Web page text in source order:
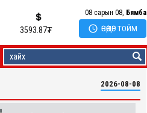
3593.87₮
08 сарын 08, Бямба
 ӨНӨӨДӨР ТОЙМ
2026-08-08